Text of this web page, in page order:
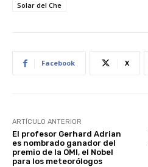
Solar del Che
Facebook X
ARTÍCULO ANTERIOR
El profesor Gerhard Adrian
es nombrado ganador del
premio de la OMI, el Nobel
para los meteorólogos